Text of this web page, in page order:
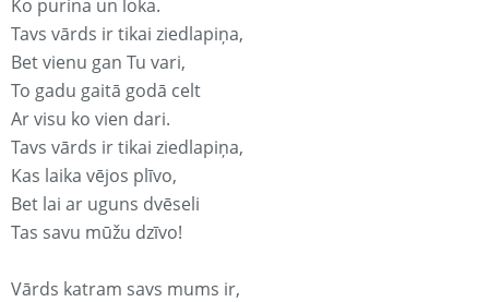
Ko purina un loka.
Tavs vārds ir tikai ziedlapiņa,
Bet vienu gan Tu vari,
To gadu gaitā godā celt
Ar visu ko vien dari.
Tavs vārds ir tikai ziedlapiņa,
Kas laika vējos plīvo,
Bet lai ar uguns dvēseli
Tas savu mūžu dzīvo!
Vārds katram savs mums ir,